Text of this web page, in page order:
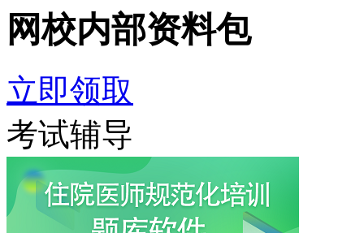
网校内部资料包
立即领取
考试辅导